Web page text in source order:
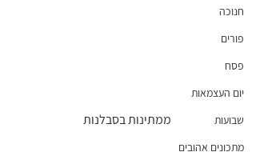
חנוכה
פורים
פסח
יום העצמאות
שבועות
מתכונים אהובים